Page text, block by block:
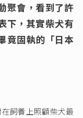
聚會，看到了許
下，其實柴犬有
竟固執的「日本
飼養上照顧柴犬最